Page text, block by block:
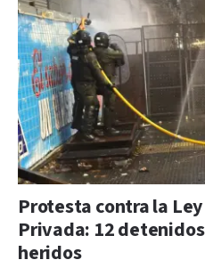
Protesta contra la
Privada: 12
heridos